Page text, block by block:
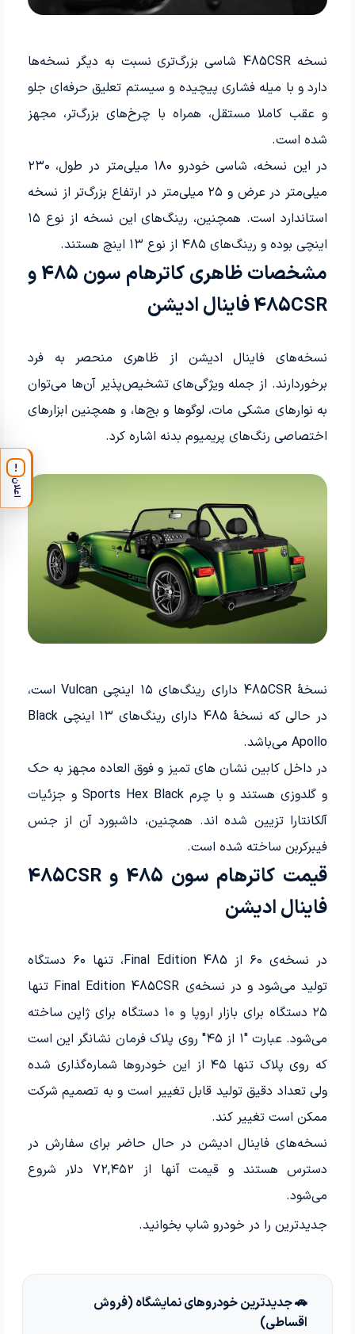
نسخه 485CSR شاسی بزرگ‌تری نسبت به دیگر نسخه‌ها
دارد و با میله فشاری پیچیده و سیستم تعلیق حرفه‌ای جلو
و عقب کاملا مستقل، همراه با چرخ‌های بزرگ‌تر، مجهز
شده است.
در این نسخه، شاسی خودرو ۱۸۰ میلی‌متر در طول، ۲۳۰
میلی‌متر در عرض و ۲۵ میلی‌متر در ارتفاع بزرگ‌تر از نسخه
استاندارد است. همچنین، رینگ‌های این نسخه از نوع ۱۵
اینچی بوده و رینگ‌های ۴۸۵ از نوع ۱۳ اینچ هستند.
مشخصات ظاهری کاترهام سون 485 و
485CSR فاینال ادیشن
نسخه‌های فاینال ادیشن از ظاهری منحصر به فرد
برخوردارند. از جمله ویژگی‌های تشخیص‌پذیر آن‌ها می‌توان
به نوارهای مشکی مات، لوگو‌ها و بج‌ها، و همچنین ابزارهای
اختصاصی رنگ‌های پریمیوم بدنه اشاره کرد.
نسخهٔ 485CSR دارای رینگ‌های ۱۵ اینچی Vulcan است،
در حالی که نسخهٔ 485 دارای رینگ‌های ۱۳ اینچی Black
Apollo می‌باشد.
در داخل کابین نشان های تمیز و فوق العاده مجهز به حک
و گلدوزی هستند و با چرم Sports Hex Black و جزئیات
آلکانتارا تزیین شده اند. همچنین، داشبورد آن از جنس
فیبرکربن ساخته شده است.
قیمت کاترهام سون 485 و 485CSR
فاینال ادیشن
در نسخه‌ی ۶۰ از Final Edition 485، تنها ۶۰ دستگاه
تولید می‌شود و در نسخه‌ی Final Edition 485CSR تنها
۲۵ دستگاه برای بازار اروپا و ۱۰ دستگاه برای ژاپن ساخته
می‌شود. عبارت "۱ از ۴۵" روی پلاک فرمان نشانگر این است
که روی پلاک تنها ۴۵ از این خودروها شماره‌گذاری شده
ولی تعداد دقیق تولید قابل تغییر است و به تصمیم شرکت
ممکن است تغییر کند.
نسخه‌های فاینال ادیشن در حال حاضر برای سفارش در
دسترس هستند و قیمت آنها از ۷۲,۴۵۲ دلار شروع
می‌شود.
جدیدترین را در خودرو شاپ بخوانید.
🚗 جدیدترین خودروهای نمایشگاه (فروش
اقساطی)
!
اعلان